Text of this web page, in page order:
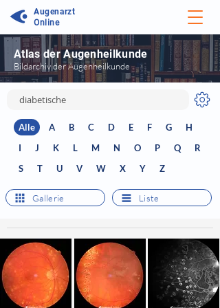
Augenarzt
Online
Atlas der Augenheilkunde
Bildarchiv der Augenheilkunde
Alle A B C D E F G
H
I
J K L M N O P Q
R
S
T U V W X Y Z
Gallerie Liste